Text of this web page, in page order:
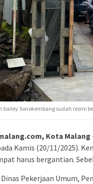
bailey Sonokembang sudah resmi
Kota Malang
Kamis (20/11/2025).
harus bergantian.
Pekerjaan Umum,